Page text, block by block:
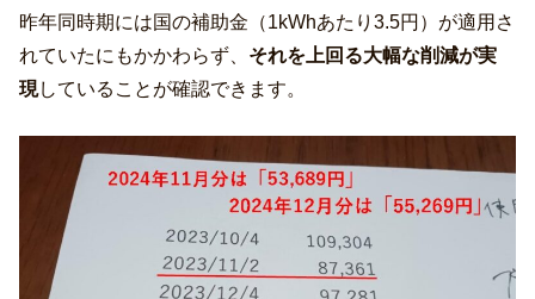
昨年同時期には国の補助金（1kWhあたり3.5円）が適用さ
れていたにもかかわらず、 それを上回る大幅な削減が実
現 していることが確認できます。